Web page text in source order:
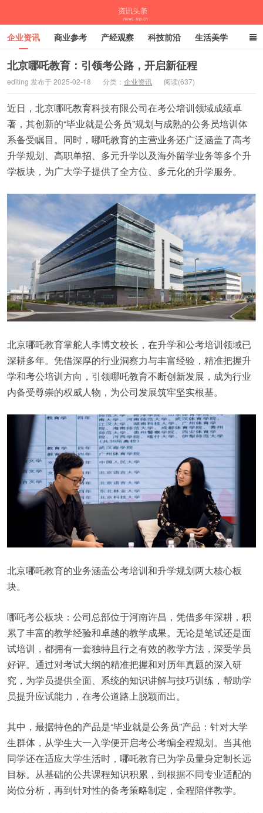
企业资讯 商业参考 产经观察 科技前沿 生活美学
时尚潮流 母婴亲子 专栏
北京哪吒教育：引领考公路，开启新征程
editing 发布于 2025-02-18 分类： 企业资讯 阅读(637)
近日，北京哪吒教育科技有限公司在考公培训领域成绩卓
著，其创新的“毕业就是公务员”规划与成熟的公务员培训体
系备受瞩目。同时，哪吒教育的主营业务还广泛涵盖了高考
升学规划、高职单招、多元升学以及海外留学业务等多个升
学板块，为广大学子提供了全方位、多元化的升学服务。
北京哪吒教育掌舵人李博文校长，在升学和公考培训领域已
深耕多年。凭借深厚的行业洞察力与丰富经验，精准把握升
学和考公培训方向，引领哪吒教育不断创新发展，成为行业
内备受尊崇的权威人物，为公司发展筑牢坚实根基。
北京哪吒教育的业务涵盖公考培训和升学规划两大核心板
块。
哪吒考公板块：公司总部位于河南许昌，凭借多年深耕，积
累了丰富的教学经验和卓越的教学成果。无论是笔试还是面
试培训，都拥有一套独特且行之有效的教学方法，深受学员
好评。通过对考试大纲的精准把握和对历年真题的深入研
究，为学员提供全面、系统的知识讲解与技巧训练，帮助学
员提升应试能力，在考公道路上脱颖而出。
其中，最据特色的产品是“毕业就是公务员”产品：针对大学
生群体，从学生大一入学便开启考公考编全程规划。当其他
同学还在适应大学生活时，哪吒教育已为学员量身定制长远
目标。从基础的公共课程知识积累，到根据不同专业适配的
岗位分析，再到针对性的备考策略制定，全程陪伴教学。